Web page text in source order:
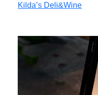
Kilda’s Deli&Wine